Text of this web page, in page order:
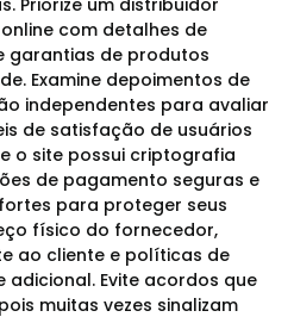
Priorize um distribuidor
com detalhes de
garantias de produtos
Examine depoimentos de
independentes para avaliar
de satisfação de usuários
o site possui criptografia
de pagamento seguras e
para proteger seus
físico do fornecedor,
ao cliente e políticas de
Evite acordos que
muitas vezes sinalizam